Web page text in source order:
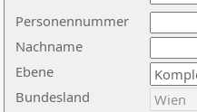
Nachname
Ebene
Personennummer
Bundesland